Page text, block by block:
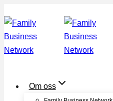
to
content
Om oss